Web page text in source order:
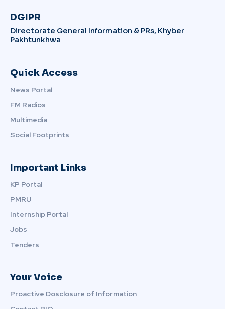
DGIPR
Directorate General Information & PRs, Khyber
Pakhtunkhwa
Quick Access
News Portal
FM Radios
Multimedia
Social Footprints
Important Links
KP Portal
PMRU
Internship Portal
Jobs
Tenders
Your Voice
Proactive Dosclosure of Information